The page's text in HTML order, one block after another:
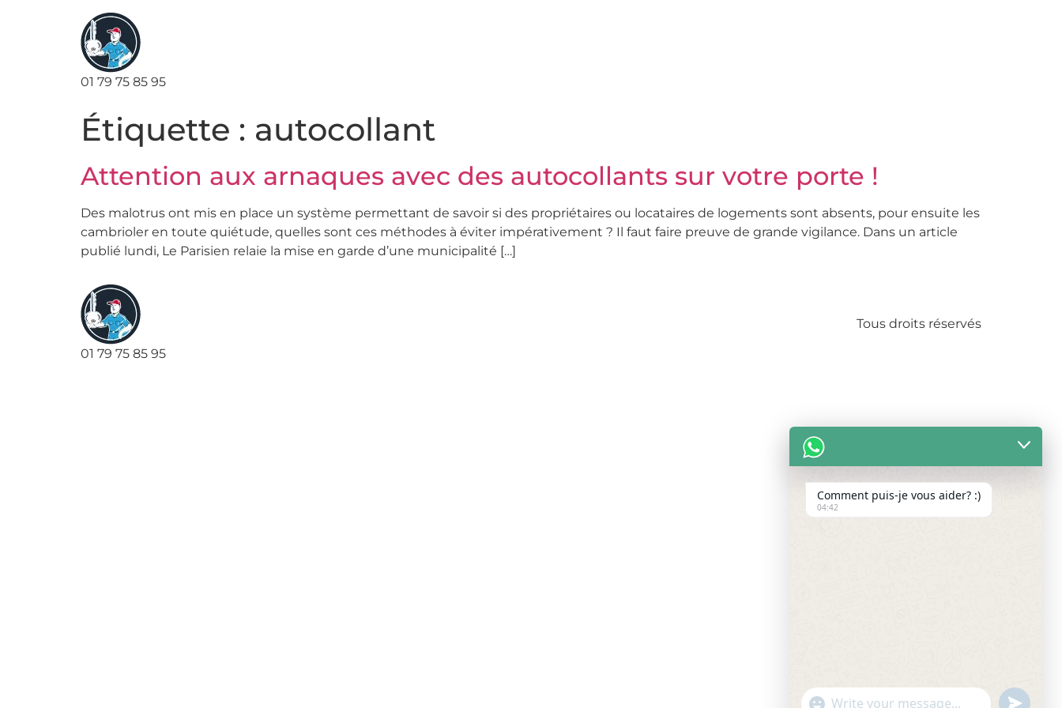
01 79 75 85 95
Étiquette : autocollant
Attention aux arnaques avec des autocollants sur votre porte !
Des malotrus ont mis en place un système permettant de savoir si des propriétaires ou locataires de logements sont absents, pour ensuite les
cambrioler en toute quiétude, quelles sont ces méthodes à éviter impérativement ? Il faut faire preuve de grande vigilance. Dans un article
publié lundi, Le Parisien relaie la mise en garde d’une municipalité […]
01 79 75 85 95
Tous droits réservés
Comment puis-je vous aider? :)
04:42
"+chaty_settings.lang.emoji_picker+"